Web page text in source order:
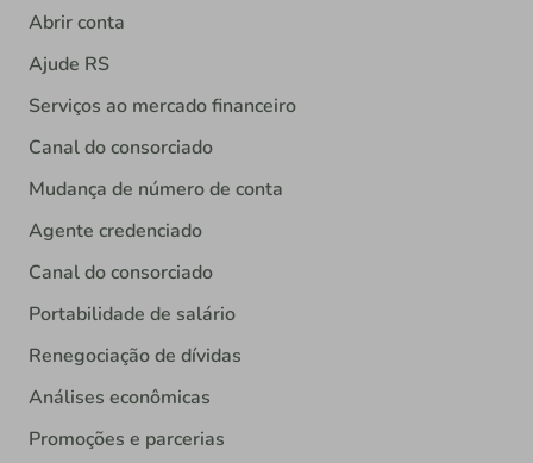
Abrir conta
Ajude RS
Serviços ao mercado financeiro
Canal do consorciado
Mudança de número de conta
Agente credenciado
Canal do consorciado
Portabilidade de salário
Renegociação de dívidas
Análises econômicas
Promoções e parcerias